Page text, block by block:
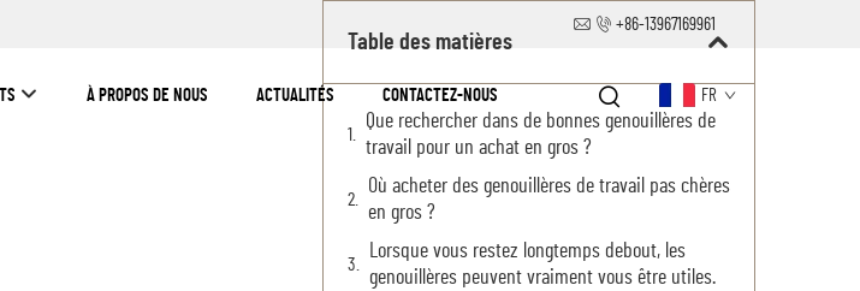
+86-13967169961
À PROPOS DE NOUS ACTUALITÉS CONTACTEZ-NOUS FR
Table des matières
Que rechercher dans de bonnes genouillères de
travail pour un achat en gros ?
Où acheter des genouillères de travail pas chères
en gros ?
Lorsque vous restez longtemps debout, les
genouillères peuvent vraiment vous être utiles.